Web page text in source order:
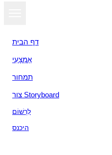
דף הבית
אֶמְצָעִי
תמחור
צור Storyboard
לִרְשׁוֹם
היכנס